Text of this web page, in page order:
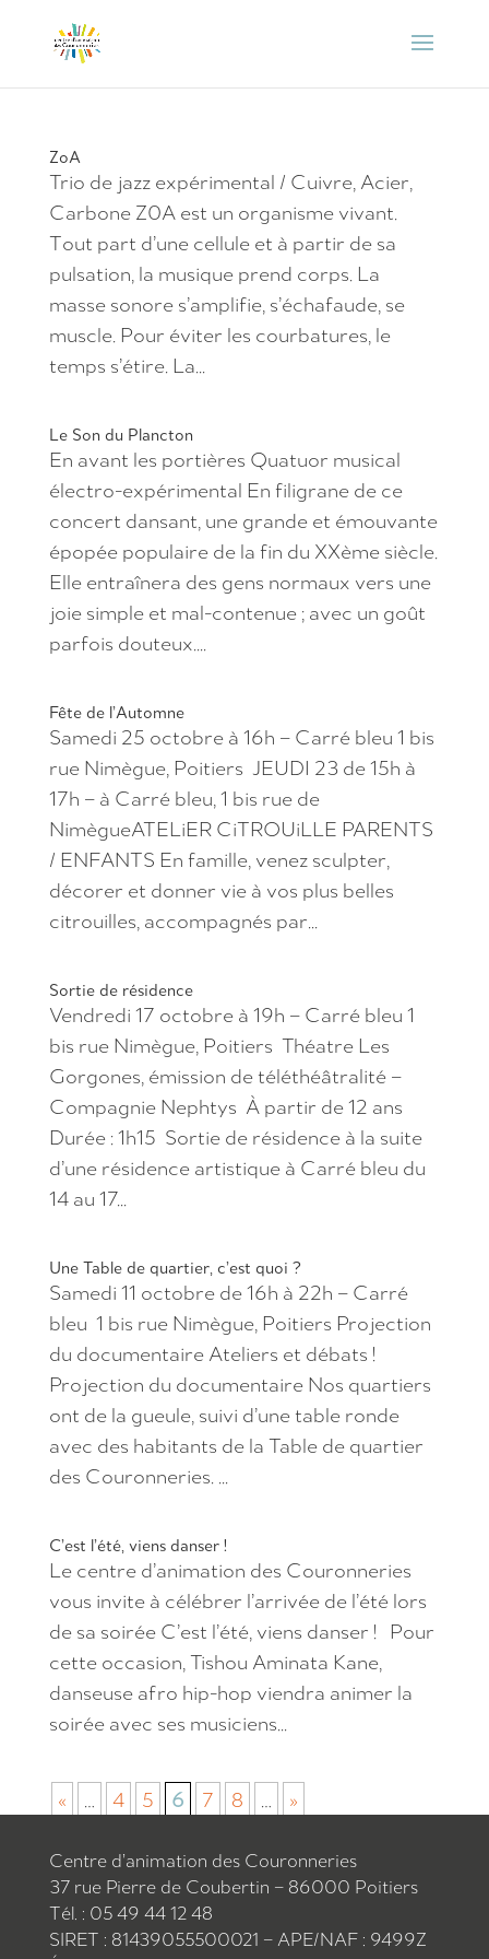
ZoA
Trio de jazz expérimental / Cuivre, Acier,
Carbone Z0A est un organisme vivant.
Tout part d’une cellule et à partir de sa
pulsation, la musique prend corps. La
masse sonore s’amplifie, s’échafaude, se
muscle. Pour éviter les courbatures, le
temps s’étire. La...
Le Son du Plancton
En avant les portières Quatuor musical
électro-expérimental En filigrane de ce
concert dansant, une grande et émouvante
épopée populaire de la fin du XXème siècle.
Elle entraînera des gens normaux vers une
joie simple et mal-contenue ; avec un goût
parfois douteux....
Fête de l’Automne
Samedi 25 octobre à 16h – Carré bleu 1 bis
rue Nimègue, Poitiers JEUDI 23 de 15h à
17h – à Carré bleu, 1 bis rue de
NimègueATELiER CiTROUiLLE PARENTS
/ ENFANTS En famille, venez sculpter,
décorer et donner vie à vos plus belles
citrouilles, accompagnés par...
Sortie de résidence
Vendredi 17 octobre à 19h – Carré bleu 1
bis rue Nimègue, Poitiers Théatre Les
Gorgones, émission de téléthéâtralité –
Compagnie Nephtys À partir de 12 ans
Durée : 1h15 Sortie de résidence à la suite
d’une résidence artistique à Carré bleu du
14 au 17...
Une Table de quartier, c’est quoi ?
Samedi 11 octobre de 16h à 22h – Carré
bleu 1 bis rue Nimègue, Poitiers Projection
du documentaire Ateliers et débats !
Projection du documentaire Nos quartiers
ont de la gueule, suivi d’une table ronde
avec des habitants de la Table de quartier
des Couronneries. ...
C’est l’été, viens danser !
Le centre d’animation des Couronneries
vous invite à célébrer l’arrivée de l’été lors
de sa soirée C’est l’été, viens danser ! Pour
cette occasion, Tishou Aminata Kane,
danseuse afro hip-hop viendra animer la
soirée avec ses musiciens...
« … 4 5 6 7 8 … »
Centre d’animation des Couronneries
37 rue Pierre de Coubertin – 86000 Poitiers
Tél. : 05 49 44 12 48
SIRET : 81439055500021 – APE/NAF : 9499Z